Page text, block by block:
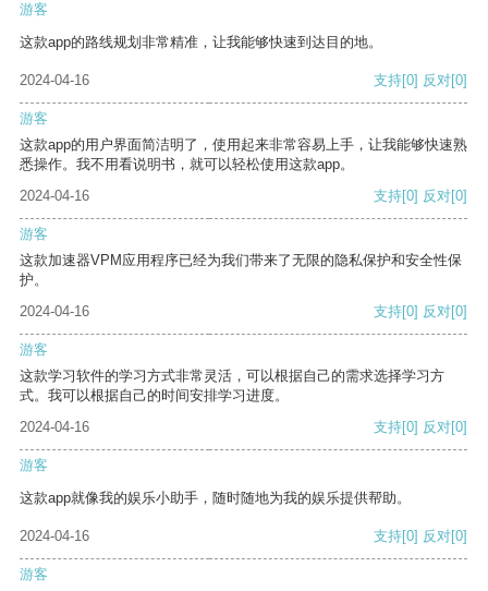
游客
这款app的路线规划非常精准，让我能够快速到达目的地。
2024-04-16 支持[0] 反对[0]
游客
这款app的用户界面简洁明了，使用起来非常容易上手，让我能够快速熟
悉操作。我不用看说明书，就可以轻松使用这款app。
2024-04-16
支持[0] 反对[0]
游客
这款加速器VPM应用程序已经为我们带来了无限的隐私保护和安全性保
护。
2024-04-16
支持[0] 反对[0]
游客
这款学习软件的学习方式非常灵活，可以根据自己的需求选择学习方
式。我可以根据自己的时间安排学习进度。
2024-04-16
支持[0] 反对[0]
游客
这款app就像我的娱乐小助手，随时随地为我的娱乐提供帮助。
2024-04-16 支持[0] 反对[0]
游客